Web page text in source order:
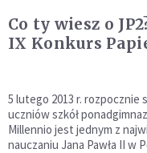
Co ty wiesz o
IX Konkurs
5 lutego 2013 r. rozpocznie
uczniów szkół
Millennio jest jednym z
nauczaniu Jana Pawła II w